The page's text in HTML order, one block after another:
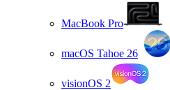
MacBook Pro
macOS Tahoe 26
visionOS 2